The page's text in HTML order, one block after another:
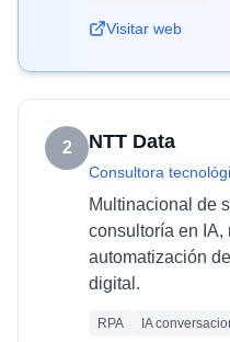
Visitar web
2 NTT Data
Consultora
Multinacional de
consultoría en IA,
automatización
digital.
RPA IA